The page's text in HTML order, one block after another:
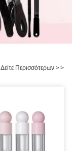
Δείτε Περισσότερων >>